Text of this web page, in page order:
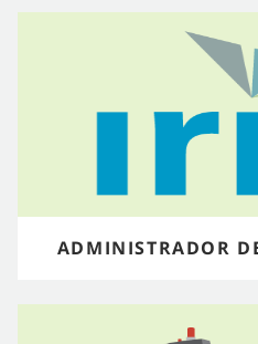
ADMINISTRADOR